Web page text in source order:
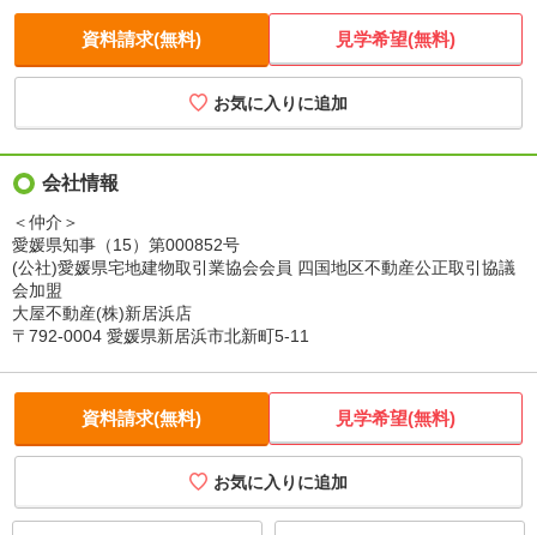
資料請求(無料) 見学希望(無料)
会社情報
＜仲介＞
愛媛県知事（15）第000852号
(公社)愛媛県宅地建物取引業協会会員 四国地区不動産公正取引協議
会加盟
大屋不動産(株)新居浜店
〒792-0004 愛媛県新居浜市北新町5-11
資料請求(無料) 見学希望(無料)